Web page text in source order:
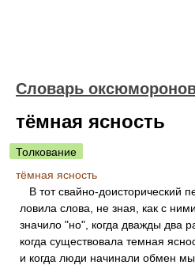
Словарь
тёмная ясность
Толкование
тёмная ясность
В тот свайно-доисторический
ловила слова, не зная, как с
значило "но", когда дважды два
когда существовала темная
и когда люди начинали обмен